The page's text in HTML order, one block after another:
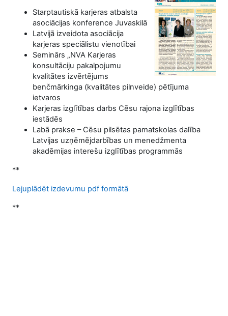
Starptautiskā karjeras atbalsta
asociācijas konference Juvaskilā
Latvijā izveidota asociācija
karjeras speciālistu vienotībai
Seminārs „NVA Karjeras
konsultāciju pakalpojumu
kvalitātes izvērtējums
benčmārkinga (kvalitātes pilnveide) pētījuma
ietvaros
Karjeras izglītības darbs Cēsu rajona izglītības
iestādēs
Labā prakse – Cēsu pilsētas pamatskolas dalība
Latvijas uzņēmējdarbības un menedžmenta
akadēmijas interešu izglītības programmās
**
Lejuplādēt izdevumu pdf formātā
**